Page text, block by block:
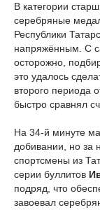
В категории
серебряные
Республики
напряжённым. С
осторожно,
это удалось
второго периода
быстро сравнял
На 34-й минуте
добивании, но за
спортсмены из
серии буллитов
подряд, что
завоевал